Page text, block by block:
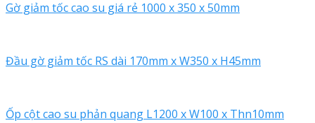
Gờ giảm tốc cao su giá rẻ 1000 x 350 x 50mm
Đầu gờ giảm tốc RS dài 170mm x W350 x H45mm
Ốp cột cao su phản quang L1200 x W100 x Thn10mm